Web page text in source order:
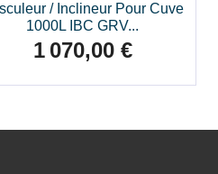
/ Inclineur Pour Cuve
1000L IBC GRV...
Prix
1 070,00 €